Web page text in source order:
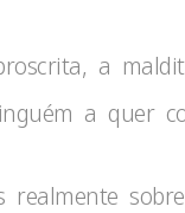
a
a quer
realmente